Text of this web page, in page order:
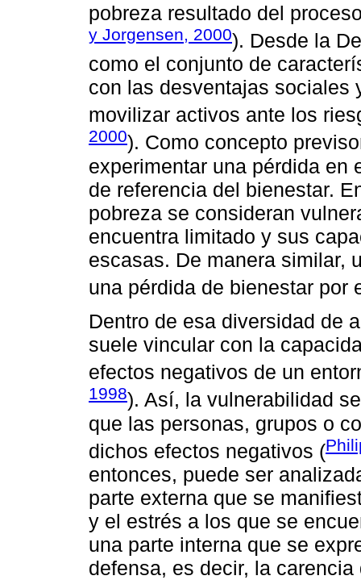
pobreza resultado del
y Jorgensen, 2000). Desde la
como el conjunto de
con las desventajas sociales
movilizar activos ante los
2000). Como concepto
experimentar una pérdida en
de referencia del bienestar.
pobreza se consideran
encuentra limitado y sus
escasas. De manera similar,
una pérdida de bienestar por
Dentro de esa diversidad de
suele vincular con la
efectos negativos de un
1998). Así, la vulnerabilidad
que las personas, grupos o
dichos efectos negativos (
entonces, puede ser
parte externa que se
y el estrés a los que se
una parte interna que se
defensa, es decir, la